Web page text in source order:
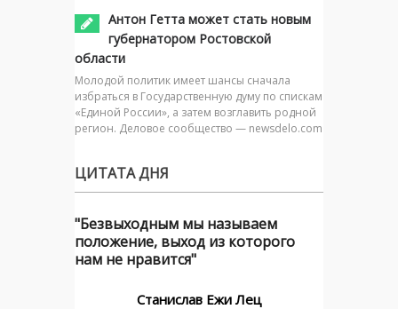
Антон Гетта может стать новым
губернатором Ростовской
области
Молодой политик имеет шансы сначала
избраться в Государственную думу по спискам
«Единой России», а затем возглавить родной
регион. Деловое сообщество — newsdelo.com
ЦИТАТА ДНЯ
"Безвыходным мы называем
положение, выход из которого
нам не нравится"
Станислав Ежи Лец